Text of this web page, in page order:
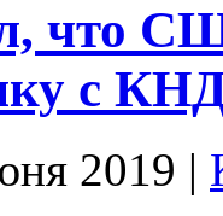
что
с
2019 |